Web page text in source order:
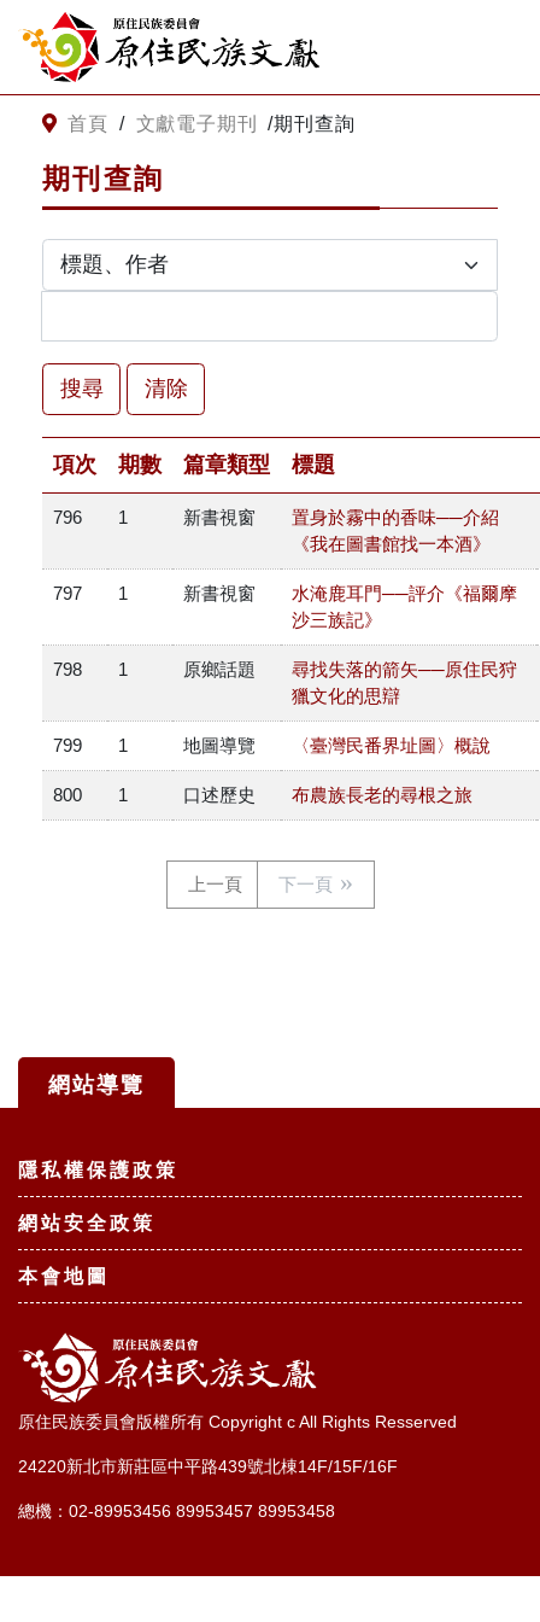
跳到主要內容
網站導覽
關
鍵
尋
請
輸
鍵
字
關於原住民族文獻會
原住民族文獻會設置要點
歷次會議記錄
最新消息
出版品專區
與國史館共同出版品介紹
出版品查詢
文獻電子期刊
歷史期刊
相關連結
首頁 / 文獻電子期刊 /期刊查詢
期刊查詢
清除
項次 期數 篇章類型 標題
796 1 新書視窗
置身於霧中的香味──介紹
《我在圖書館找一本酒》
797 1 新書視窗
水淹鹿耳門──評介《福爾摩
沙三族記》
798 1 原鄉話題
尋找失落的箭矢──原住民狩
獵文化的思辯
799 1 地圖導覽 〈臺灣民番界址圖〉概說
800 1 口述歷史 布農族長老的尋根之旅
上一頁 下一頁
網站導覽
隱私權保護政策
網站安全政策
本會地圖
原住民族委員會版權所有 Copyright c All Rights Resserved
24220新北市新莊區中平路439號北棟14F/15F/16F
總機：02-89953456 89953457 89953458